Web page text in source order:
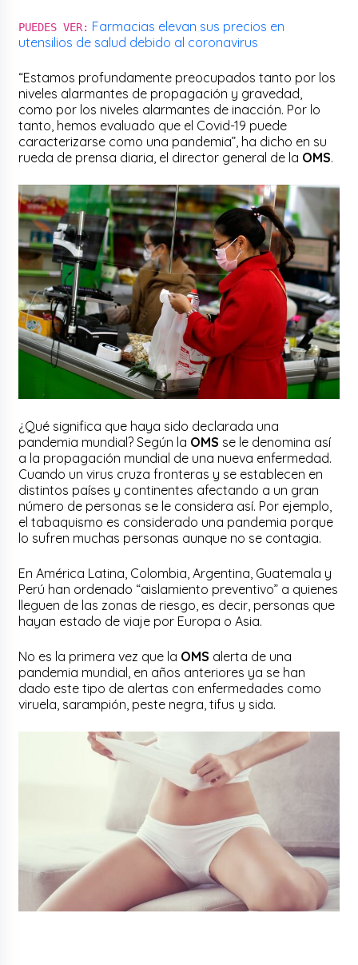
PUEDES VER: Farmacias elevan sus precios en
utensilios de salud debido al coronavirus
“Estamos profundamente preocupados tanto por los
niveles alarmantes de propagación y gravedad,
como por los niveles alarmantes de inacción. Por lo
tanto, hemos evaluado que el Covid-19 puede
caracterizarse como una pandemia”, ha dicho en su
rueda de prensa diaria, el director general de la OMS.
¿Qué significa que haya sido declarada una
pandemia mundial? Según la OMS se le denomina así
a la propagación mundial de una nueva enfermedad.
Cuando un virus cruza fronteras y se establecen en
distintos países y continentes afectando a un gran
número de personas se le considera así. Por ejemplo,
el tabaquismo es considerado una pandemia porque
lo sufren muchas personas aunque no se contagia.
En América Latina, Colombia, Argentina, Guatemala y
Perú han ordenado “aislamiento preventivo” a quienes
lleguen de las zonas de riesgo, es decir, personas que
hayan estado de viaje por Europa o Asia.
No es la primera vez que la OMS alerta de una
pandemia mundial, en años anteriores ya se han
dado este tipo de alertas con enfermedades como
viruela, sarampión, peste negra, tifus y sida.